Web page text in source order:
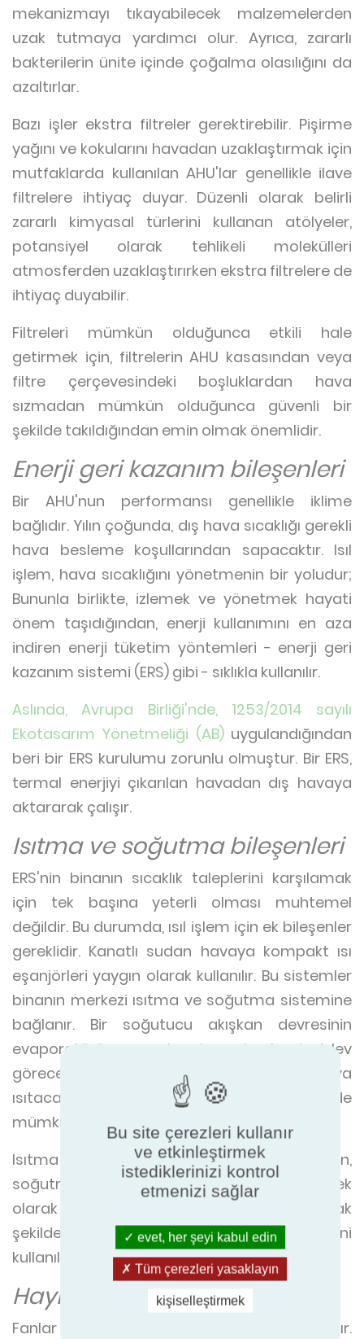
mekanizmayı tıkayabilecek malzemelerden
uzak tutmaya yardımcı olur. Ayrıca, zararlı
bakterilerin ünite içinde çoğalma olasılığını da
azaltırlar.
Bazı işler ekstra filtreler gerektirebilir. Pişirme
yağını ve kokularını havadan uzaklaştırmak için
mutfaklarda kullanılan AHU'lar genellikle ilave
filtrelere ihtiyaç duyar. Düzenli olarak belirli
zararlı kimyasal türlerini kullanan atölyeler,
potansiyel olarak tehlikeli molekülleri
atmosferden uzaklaştırırken ekstra filtrelere de
ihtiyaç duyabilir.
Filtreleri mümkün olduğunca etkili hale
getirmek için, filtrelerin AHU kasasından veya
filtre çerçevesindeki boşluklardan hava
sızmadan mümkün olduğunca güvenli bir
şekilde takıldığından emin olmak önemlidir.
Enerji geri kazanım bileşenleri
Bir AHU'nun performansı genellikle iklime
bağlıdır. Yılın çoğunda, dış hava sıcaklığı gerekli
hava besleme koşullarından sapacaktır. Isıl
işlem, hava sıcaklığını yönetmenin bir yoludur;
Bununla birlikte, izlemek ve yönetmek hayati
önem taşıdığından, enerji kullanımını en aza
indiren enerji tüketim yöntemleri - enerji geri
kazanım sistemi (ERS) gibi - sıklıkla kullanılır.
Aslında, Avrupa Birliği'nde, 1253/2014 sayılı
Ekotasarım Yönetmeliği (AB)uygulandığından
beri bir ERS kurulumu zorunlu olmuştur. Bir ERS,
termal enerjiyi çıkarılan havadan dış havaya
aktararak çalışır.
Isıtma ve soğutma bileşenleri
ERS'nin binanın sıcaklık taleplerini karşılamak
için tek başına yeterli olması muhtemel
değildir. Bu durumda, ısıl işlem için ek bileşenler
gereklidir. Kanatlı sudan havaya kompakt ısı
eşanjörleri yaygın olarak kullanılır. Bu sistemler
binanın merkezi ısıtma ve soğutma sistemine
bağlanır. Bir soğutucu akışkan devresinin
evaporatörü veya kondenseri olarak işlev
görecek ve işlenmiş havayı soğutacak veya
ısıtacak bir AHU'ya bir bobin dahil etmek de
mümkündür.
Isıtma için, bir elektrikli ısıtıcı da kullanılabilirken,
soğutma için, orijinal yardımcı programına ek
olarak nem alma etkisine de sahip olacak
şekilde uyarlanabilen bir soğutma bobini
kullanılır.
Hayran -ları
Fanlar AHU sisteminin hayati bir parçasıdır.
Bu site çerezleri kullanır
ve etkinleştirmek
istediklerinizi kontrol
etmenizi sağlar
evet, her şeyi kabul edin
Tüm çerezleri yasaklayın
kişiselleştirmek